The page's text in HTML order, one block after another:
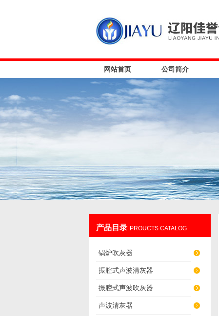
网站首页 公司简介
产品目录 PROUCTS CATALOG
锅炉吹灰器
振腔式声波清灰器
振腔式声波吹灰器
声波清灰器